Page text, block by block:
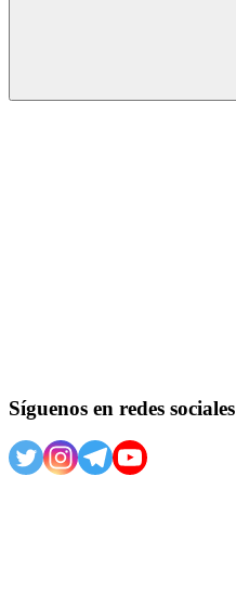
Buscar
Síguenos en redes sociales